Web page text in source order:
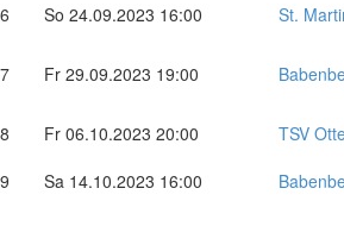
6
So 24.09.2023 16:00 St.
7 Fr 29.09.2023 19:00
8 Fr 06.10.2023 20:00 TSV
9
Sa 14.10.2023 16:00